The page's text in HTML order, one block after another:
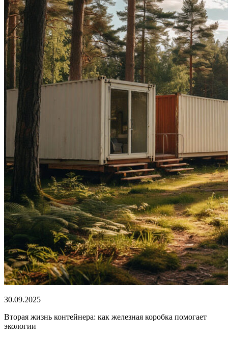
30.09.2025
Вторая жизнь контейнера: как железная коробка помогает
экологии